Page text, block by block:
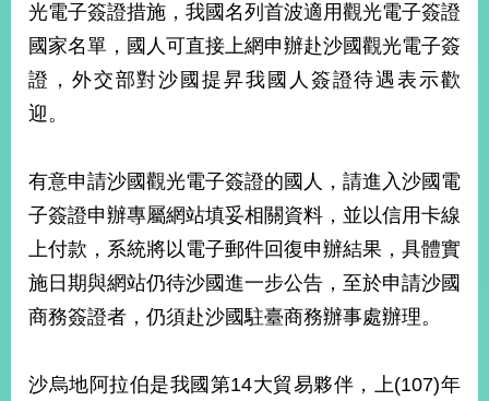
經
濟
不
落
國
海
和
平
護
照
回
首
網
光電子簽證措施，我國名列首波適用觀光電子簽證
國家名單，國人可直接上網申辦赴沙國觀光電子簽
證，外交部對沙國提昇我國人簽證待遇表示歡
迎。
有意申請沙國觀光電子簽證的國人，請進入沙國電
子簽證申辦專屬網站填妥相關資料，並以信用卡線
上付款，系統將以電子郵件回復申辦結果，具體實
施日期與網站仍待沙國進一步公告，至於申請沙國
商務簽證者，仍須赴沙國駐臺商務辦事處辦理。
沙烏地阿拉伯是我國第14大貿易夥伴，上(107)年